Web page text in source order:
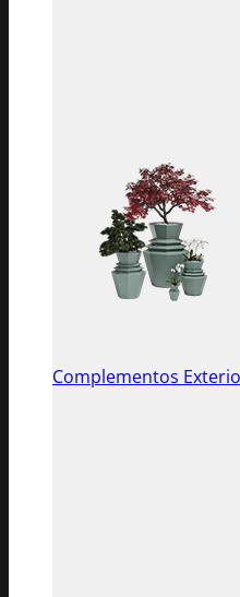
Complementos